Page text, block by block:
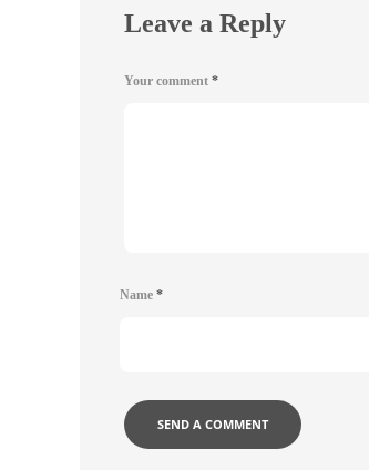
Leave a Reply
Your comment *
Name *